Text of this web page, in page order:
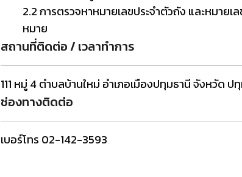
2.2การตรวจหาหมายเลขประจำตัวถัง และหมา
หมาย
สถานที่ติดต่อ / เวลาทำการ
111 หมู่ 4 ตำบลบ้านใหม่ อำเภอเมืองปทุมธานี จังหวัด ป
ช่องทางติดต่อ
เบอร์โทร 02-142-3593